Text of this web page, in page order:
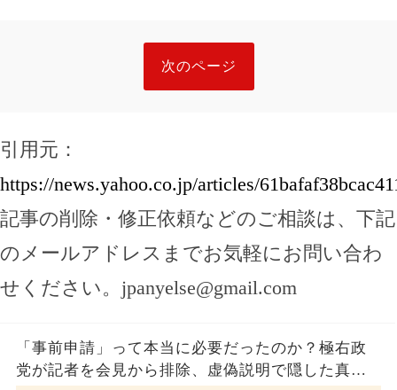
次のページ
引用元：
https://news.yahoo.co.jp/articles/
記事の削除・修正依頼などのご相談は、下記
のメールアドレスまでお気軽にお問い合わ
せください。 jpanyelse@gmail.com
「事前申請」って本当に必要だったのか？極右政
党が記者を会見から排除、虚偽説明で隠した真実